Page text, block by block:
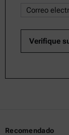
Recomendado